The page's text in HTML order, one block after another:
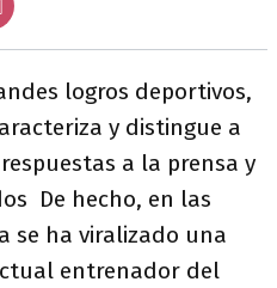
logros deportivos,
y distingue a
a la prensa y
De hecho, en las
se ha viralizado una
entrenador del